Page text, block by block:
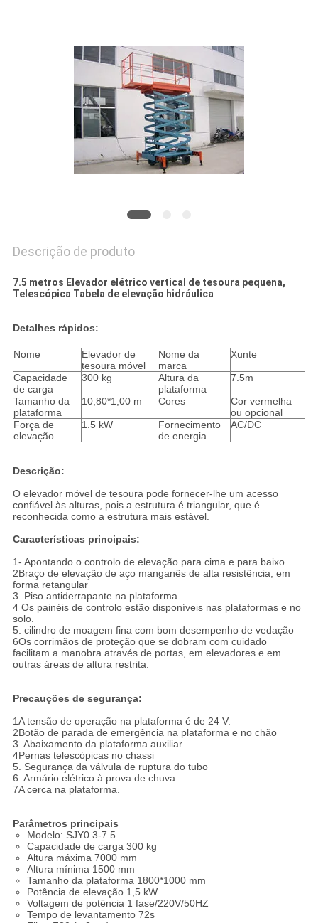
POLÍTICA
PRIVACIDADE
Descrição de produto
7.5 metros Elevador elétrico vertical de tesoura pequena,
Telescópica Tabela de elevação hidráulica
Detalhes rápidos:
Nome
Elevador de
tesoura móvel
Nome da
marca
Xunte
Capacidade
de carga
300 kg
Altura da
plataforma
7.5m
Tamanho da
plataforma
10,80*1,00 m Cores
Cor vermelha
ou opcional
Força de
elevação
1.5 kW
Fornecimento
de energia
AC/DC
Descrição:
O elevador móvel de tesoura pode fornecer-lhe um acesso
confiável às alturas, pois a estrutura é triangular, que é
reconhecida como a estrutura mais estável.
Características principais:
1- Apontando o controlo de elevação para cima e para baixo.
2Braço de elevação de aço manganês de alta resistência, em
forma retangular
3. Piso antiderrapante na plataforma
4 Os painéis de controlo estão disponíveis nas plataformas e no
solo.
5. cilindro de moagem fina com bom desempenho de vedação
6Os corrimãos de proteção que se dobram com cuidado
facilitam a manobra através de portas, em elevadores e em
outras áreas de altura restrita.
Precauções de segurança:
1A tensão de operação na plataforma é de 24 V.
2Botão de parada de emergência na plataforma e no chão
3. Abaixamento da plataforma auxiliar
4Pernas telescópicas no chassi
5. Segurança da válvula de ruptura do tubo
6. Armário elétrico à prova de chuva
7A cerca na plataforma.
Parâmetros principais
Modelo: SJY0.3-7.5
Capacidade de carga 300 kg
Altura máxima 7000 mm
Altura mínima 1500 mm
Tamanho da plataforma 1800*1000 mm
Potência de elevação 1,5 kW
Voltagem de potência 1 fase/220V/50HZ
Tempo de levantamento 72s